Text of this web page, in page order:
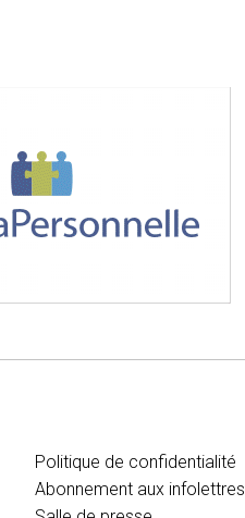
Politique de confidentialité
Abonnement aux infolettres